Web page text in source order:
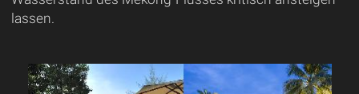
lassen.